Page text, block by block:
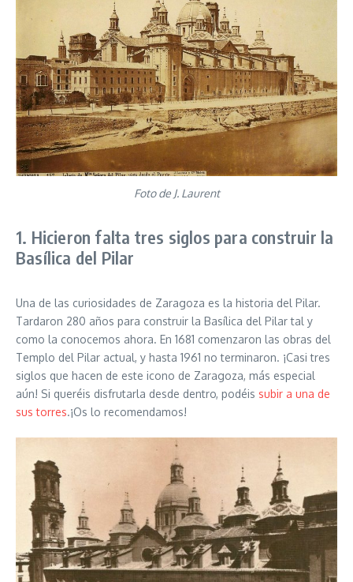
Foto de J. Laurent
1. Hicieron falta tres siglos para construir la
Basílica del Pilar
Una de las curiosidades de Zaragoza es la historia del Pilar.
Tardaron 280 años para construir la Basílica del Pilar tal y
como la conocemos ahora. En 1681 comenzaron las obras del
Templo del Pilar actual, y hasta 1961 no terminaron. ¡Casi tres
siglos que hacen de este icono de Zaragoza, más especial
aún! Si queréis disfrutarla desde dentro, podéis subir a una de
sus torres.¡Os lo recomendamos!